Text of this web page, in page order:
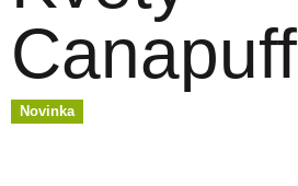
Canapuff
Novinka